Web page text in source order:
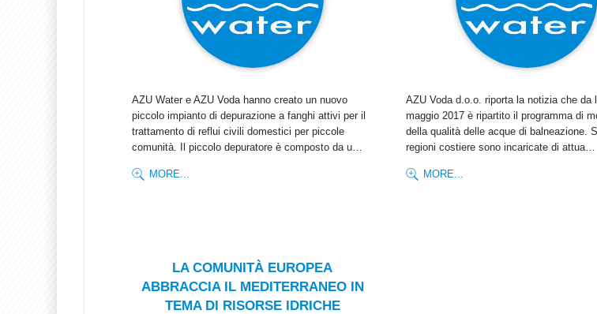
AZU Water e AZU Voda hanno creato un nuovo
piccolo impianto di depurazione a fanghi attivi per il
trattamento di reflui civili domestici per piccole
comunità. Il piccolo depuratore è composto da u…
MORE...
AZU Voda d.o.o. riporta la notizia che da
maggio 2017 è ripartito il programma di
della qualità delle acque di balneazione.
regioni costiere sono incaricate di attua…
MORE...
LA COMUNITÀ EUROPEA
ABBRACCIA IL MEDITERRANEO IN
TEMA DI RISORSE IDRICHE